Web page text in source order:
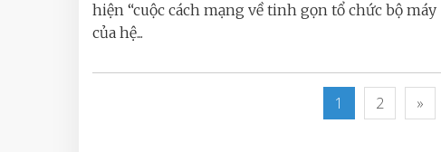
hiện “cuộc cách mạng về tinh gọn tổ chức bộ máy
của hệ...
1 2 »